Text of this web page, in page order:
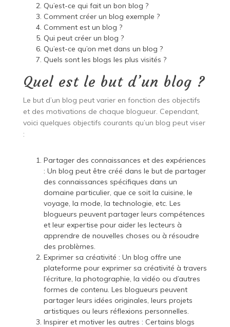
Qu’est-ce qui fait un bon blog ?
Comment créer un blog exemple ?
Comment est un blog ?
Qui peut créer un blog ?
Qu’est-ce qu’on met dans un blog ?
Quels sont les blogs les plus visités ?
Quel est le but d’un blog ?
Le but d’un blog peut varier en fonction des objectifs
et des motivations de chaque blogueur. Cependant,
voici quelques objectifs courants qu’un blog peut viser
:
Partager des connaissances et des expériences
: Un blog peut être créé dans le but de partager
des connaissances spécifiques dans un
domaine particulier, que ce soit la cuisine, le
voyage, la mode, la technologie, etc. Les
blogueurs peuvent partager leurs compétences
et leur expertise pour aider les lecteurs à
apprendre de nouvelles choses ou à résoudre
des problèmes.
Exprimer sa créativité : Un blog offre une
plateforme pour exprimer sa créativité à travers
l’écriture, la photographie, la vidéo ou d’autres
formes de contenu. Les blogueurs peuvent
partager leurs idées originales, leurs projets
artistiques ou leurs réflexions personnelles.
Inspirer et motiver les autres : Certains blogs